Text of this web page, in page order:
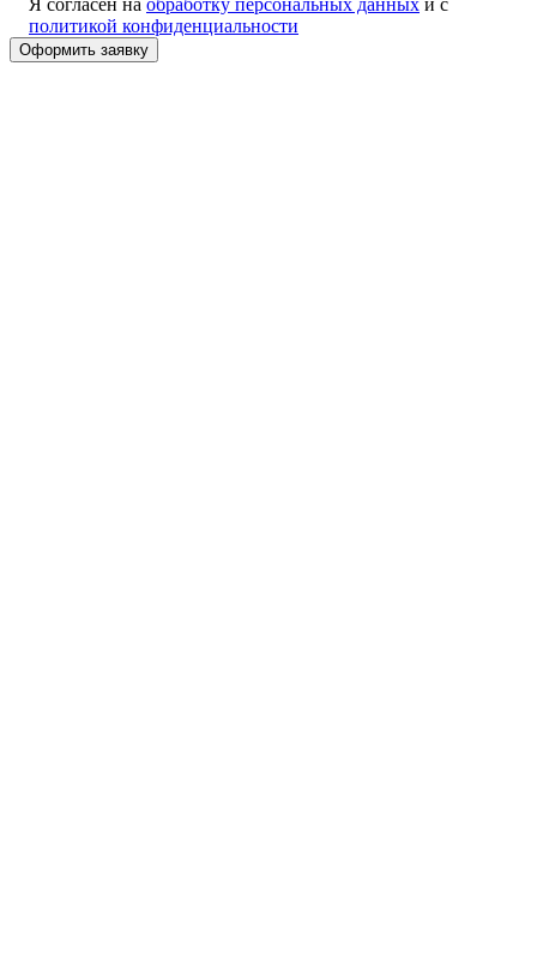
Я согласен на обработку персональных данных и с
политикой конфиденциальности